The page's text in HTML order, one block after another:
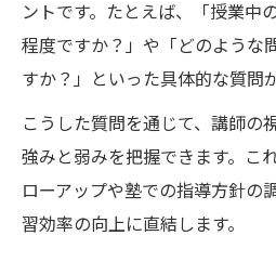
ントです。たとえば、「授業中
程度ですか？」や「どのような
すか？」といった具体的な質問
こうした質問を通じて、講師の
強みと弱みを把握できます。こ
ローアップや塾での指導方針の
習効率の向上に直結します。